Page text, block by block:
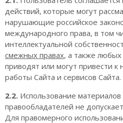
действий, которые могут
нарушающие российское
международного права, в том
интеллектуальной
смежных правах, а также
приводят или могут привести
работы Сайта и сервисов Сайта.
2.2. Использование материалов
правообладателей не
Для правомерного